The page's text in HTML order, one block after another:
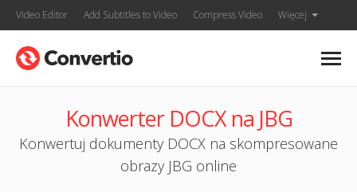
Video Editor Add Subtitles to Video Compress Video Więcej
Konwerter DOCX na JBG
Konwertuj dokumenty DOCX na skompresowane
obrazy JBG online